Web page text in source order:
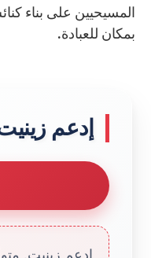
المسيحيين على بناء
بمكان للعبادة.
إدعم
إدعم زينيت.